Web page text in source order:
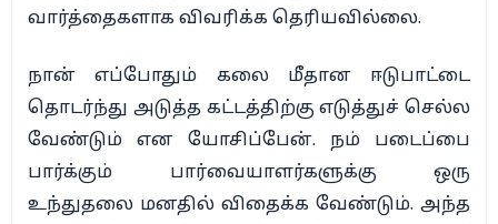
வார்த்தைகளாக விவரிக்க தெரியவில்லை.
நான் எப்போதும் கலை மீதான ஈடுபாட்டை
தொடர்ந்து அடுத்த கட்டத்திற்கு எடுத்துச் செல்ல
வேண்டும் என யோசிப்பேன். நம் படைப்பை
பார்க்கும் பார்வையாளர்களுக்கு ஒரு
உந்துதலை மனதில் விதைக்க வேண்டும். அந்த